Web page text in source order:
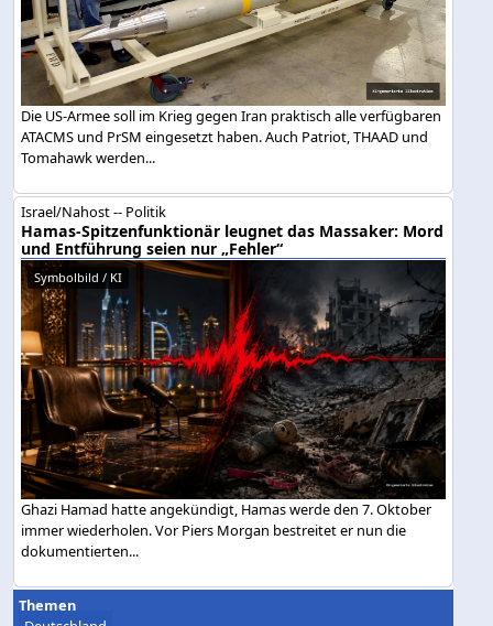
Die US-Armee soll im Krieg gegen Iran praktisch alle verfügbaren
ATACMS und PrSM eingesetzt haben. Auch Patriot, THAAD und
Tomahawk werden...
Israel/Nahost -- Politik
Hamas-Spitzenfunktionär leugnet das Massaker: Mord
und Entführung seien nur „Fehler“
Symbolbild / KI
Ghazi Hamad hatte angekündigt, Hamas werde den 7. Oktober
immer wiederholen. Vor Piers Morgan bestreitet er nun die
dokumentierten...
Themen